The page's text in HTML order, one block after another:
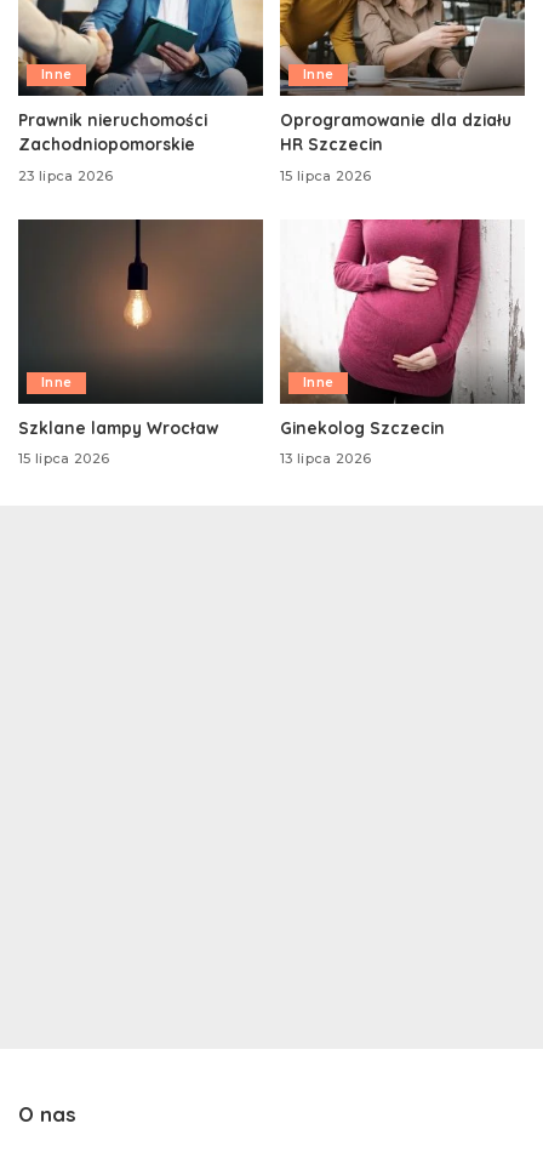
Inne
Prawnik nieruchomości
Zachodniopomorskie
23 lipca 2026
Inne
Oprogramowanie dla działu
HR Szczecin
15 lipca 2026
Inne
Szklane lampy Wrocław
15 lipca 2026
Inne
Ginekolog Szczecin
13 lipca 2026
O nas